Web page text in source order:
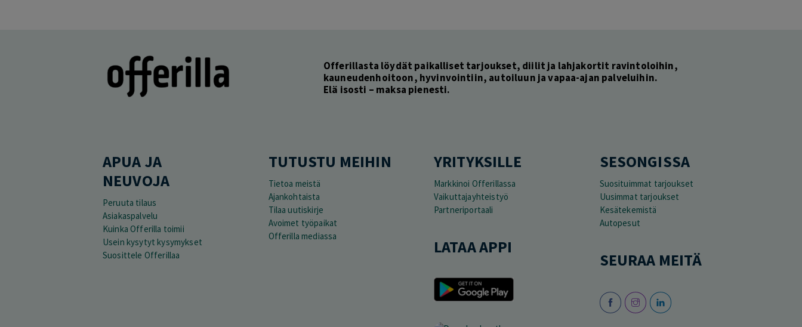
Offerillasta löydät paikalliset tarjoukset, diilit ja lahjakortit ravintoloihin,
kauneudenhoitoon, hyvinvointiin, autoiluun ja vapaa-ajan palveluihin.
Elä isosti – maksa pienesti.
APUA JA
NEUVOJA
Peruuta tilaus
Asiakaspalvelu
Kuinka Offerilla toimii
Usein kysytyt kysymykset
Suosittele Offerillaa
TUTUSTU MEIHIN
Tietoa meistä
Ajankohtaista
Tilaa uutiskirje
Avoimet työpaikat
Offerilla mediassa
YRITYKSILLE
Markkinoi Offerillassa
Vaikuttajayhteistyö
Partneriportaali
LATAA APPI
SESONGISSA
Suosituimmat tarjoukset
Uusimmat tarjoukset
Kesätekemistä
Autopesut
SEURAA MEITÄ